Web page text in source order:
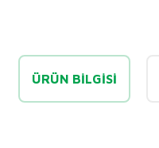
ÜRÜN BILGISI